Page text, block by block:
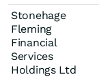
Stonehage
Fleming
Financial
Services
Holdings Ltd